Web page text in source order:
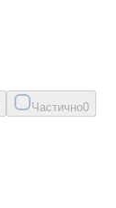
Частично0